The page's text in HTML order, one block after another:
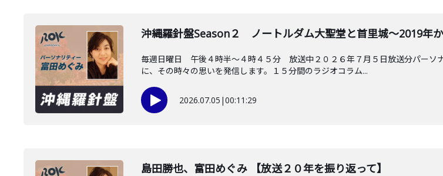
沖縄羅針盤Season２ ノートルダム大聖堂と首里城～2019年
毎週日曜日 午後４時半～４時４５分 放送中２０２６年７月５日放送分パーソ
に、その時々の思いを発信します。１５分間のラジオコラム...
2026.07.05 |00:11:29
島田勝也、富田めぐみ 【放送２０年を振り返って】